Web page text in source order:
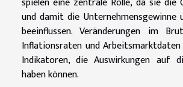
und damit die
beeinflussen. Veränderungen im
Inflationsraten und
Indikatoren, die Auswirkungen auf
haben können.